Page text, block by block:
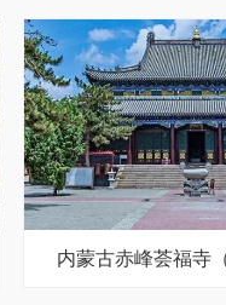
内蒙古赤峰荟福寺